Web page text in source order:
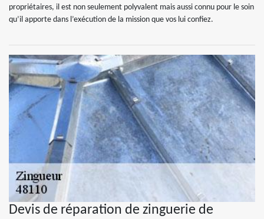
propriétaires, il est non seulement polyvalent mais aussi connu pour le soin
qu’il apporte dans l’exécution de la mission que vos lui confiez.
Devis de réparation de zinguerie de